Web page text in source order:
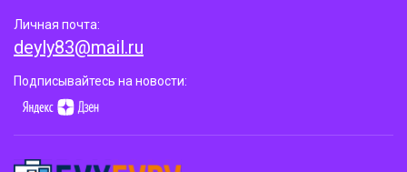
Личная почта:
deyly83@mail.ru
Подписывайтесь на новости: